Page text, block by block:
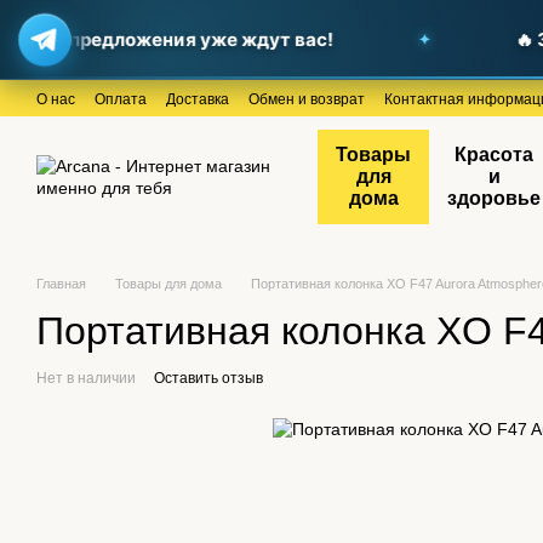
предложения уже ждут вас! 🔥
Перейти к основному контенту
О нас Оплата Доставка Обмен и возврат Контактная
Товары
для
дома
Красота
и
здоровье
Главная Товары для дома Портативная колонка XO F47 Aurora
Портативная колонка XO
Нет в наличии Оставить отзыв